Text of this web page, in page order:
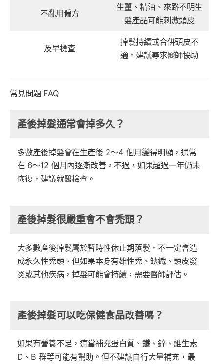
不亂用偏方
生薑、精油、來路不明生
髮產品可能刺激頭皮
及早檢查
掉髮持續或合併頭皮不
適，建議尋求醫師協助
常見問題 FAQ
產後掉髮通常會掉多久？
多數產後掉髮會在生產後 2～4 個月變得明顯，通常
在 6～12 個月內逐漸改善。不過，如果超過一年仍未
恢復，建議就醫檢查。
產後掉髮很嚴重會不會禿頭？
大多數產後掉髮屬於暫時性休止期落髮，不一定會造
成永久性禿頭。但如果本身有雄性禿、缺鐵、頭皮發
炎或其他疾病，掉髮可能會持續，需要醫師評估。
產後掉髮可以吃保健食品改善嗎？
如果有營養不足，適當補充蛋白質、鐵、鋅、維生素
D、B 群等可能有幫助。但不建議自行大量補充，最